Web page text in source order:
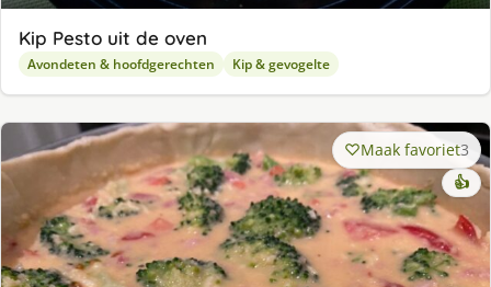
Kip Pesto uit de oven
Avondeten & hoofdgerechten Kip & gevogelte
Maak favoriet3
👍